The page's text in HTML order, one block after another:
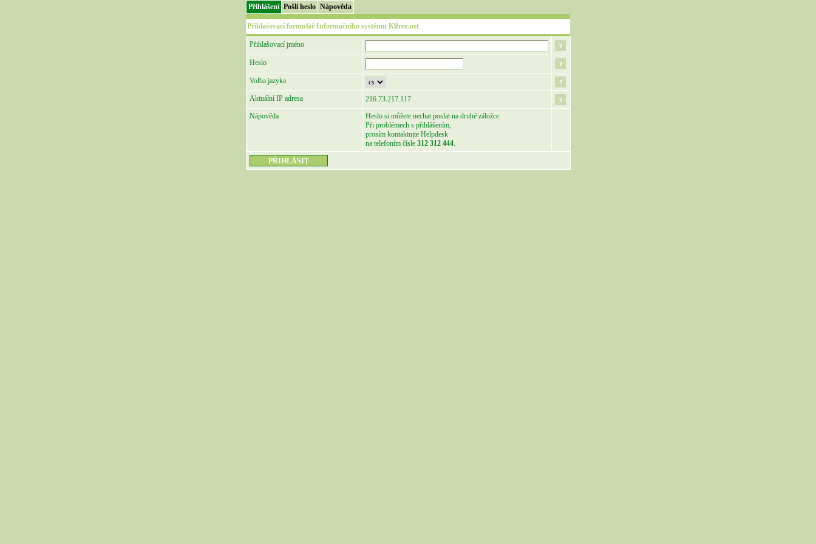
Přihlášení Pošli heslo Nápověda
Přihlašovací formulář Informačního systému Klfree.net
Přihlašovací jméno
Heslo
Volba jazyka
Aktuální IP adresa
216.73.217.117
Nápověda
Heslo si můžete nechat poslat na druhé záložce.
Při problémech s přihlášením,
prosím kontaktujte Helpdesk
na telefoním čísle 312 312 444.